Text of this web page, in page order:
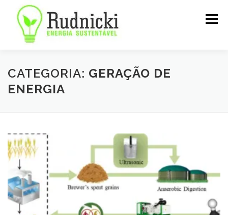
conteúdo
Menu
SOBRE SERVIÇOS NOTÍCIAS CONTATO
CATEGORIA: GERAÇÃO DE
ENERGIA